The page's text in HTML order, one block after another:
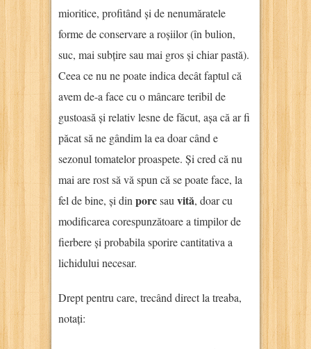
mioritice, profitând și de nenumăratele
forme de conservare a roșiilor (în bulion,
suc, mai subțire sau mai gros și chiar pastă).
Ceea ce nu ne poate indica decât faptul că
avem de-a face cu o mâncare teribil de
gustoasă și relativ lesne de făcut, așa că ar fi
păcat să ne gândim la ea doar când e
sezonul tomatelor proaspete. Și cred că nu
mai are rost să vă spun că se poate face, la
fel de bine, și din porcsau vită, doar cu
modificarea corespunzătoare a timpilor de
fierbere și probabila sporire cantitativa a
lichidului necesar.
Drept pentru care, trecând direct la treaba,
notați: